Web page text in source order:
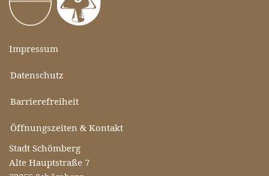
Impressum
Datenschutz
Barrierefreiheit
Öffnungszeiten & Kontakt
Stadt Schömberg
Alte Hauptstraße 7